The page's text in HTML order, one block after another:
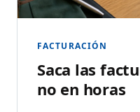
FACTURACIÓN
Saca las
no en horas